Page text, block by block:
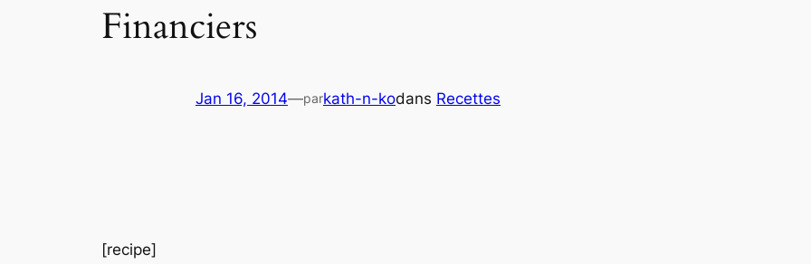
Financiers
Jan 16, 2014—parkath-n-kodans Recettes
[recipe]